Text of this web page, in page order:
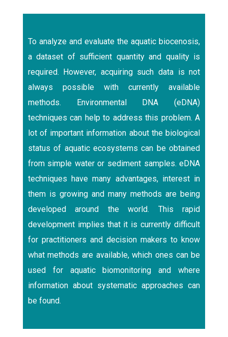
To analyze and evaluate the aquatic biocenosis,
a dataset of sufficient quantity and quality is
required. However, acquiring such data is not
always possible with currently available
methods. Environmental DNA (eDNA)
techniques can help to address this problem. A
lot of important information about the biological
status of aquatic ecosystems can be obtained
from simple water or sediment samples. eDNA
techniques have many advantages, interest in
them is growing and many methods are being
developed around the world. This rapid
development implies that it is currently difficult
for practitioners and decision makers to know
what methods are available, which ones can be
used for aquatic biomonitoring and where
information about systematic approaches can
be found.